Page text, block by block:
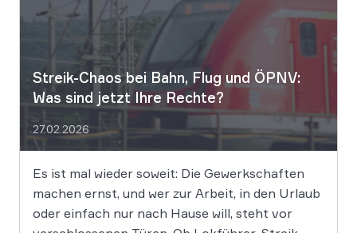
Streik-Chaos bei Bahn, Flug und ÖPNV:
Was sind jetzt Ihre Rechte?
27.02.2026
Es ist mal wieder soweit: Die Gewerkschaften
machen ernst, und wer zur Arbeit, in den Urlaub
oder einfach nur nach Hause will, steht vor